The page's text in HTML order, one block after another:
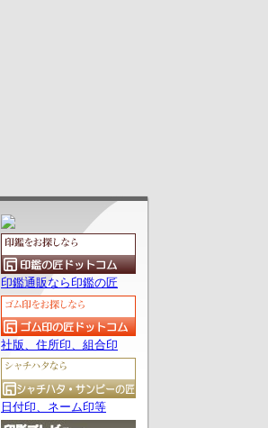
印鑑通販なら印鑑の匠
社版、住所印、組合印
日付印、ネーム印等